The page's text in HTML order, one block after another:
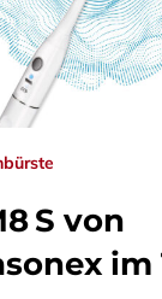
S von
im